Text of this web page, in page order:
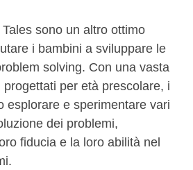
sono un altro ottimo
i bambini a sviluppare le
solving. Con una vasta
per età prescolare, i
esplorare e sperimentare vari
dei problemi,
fiducia e la loro abilità nel